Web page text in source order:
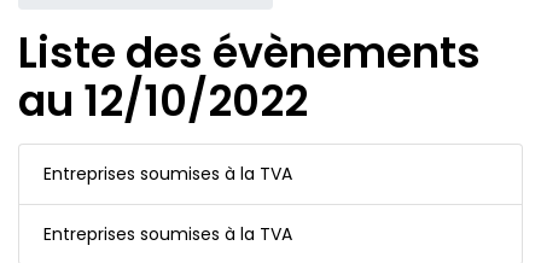
Liste des évènements
au 12/10/2022
Entreprises soumises à la TVA
Entreprises soumises à la TVA